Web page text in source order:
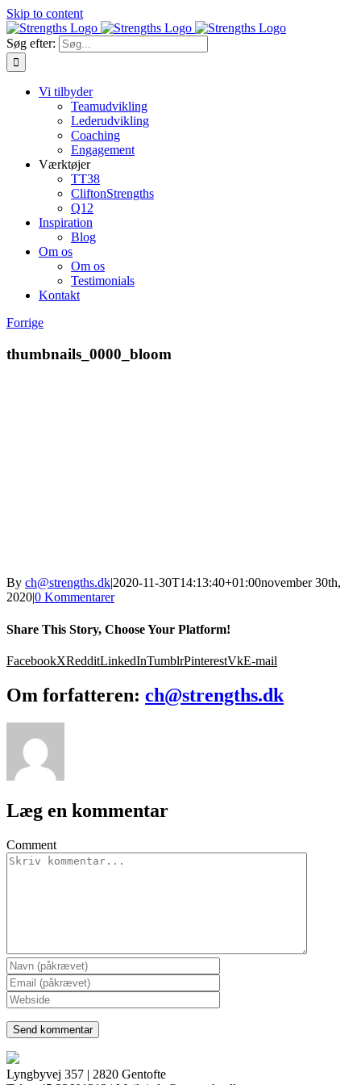
Skip to content
Søg efter:
Vi tilbyder
Teamudvikling
Lederudvikling
Coaching
Engagement
Værktøjer
TT38
CliftonStrengths
Q12
Inspiration
Blog
Om os
Om os
Testimonials
Kontakt
Forrige
thumbnails_0000_bloom
By ch@strengths.dk|2020-11-30T14:13:40+01:00november 30th,
2020|0 Kommentarer
Share This Story, Choose Your Platform!
FacebookXRedditLinkedInTumblrPinterestVkE-mail
Om forfatteren: ch@strengths.dk
Læg en kommentar
Comment
Lyngbyvej 357 | 2820 Gentofte